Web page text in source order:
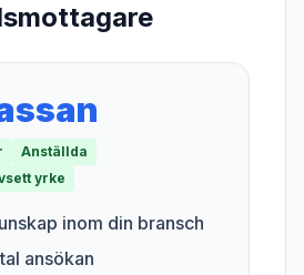
Anställda
yrke
inom din bransch
ansökan